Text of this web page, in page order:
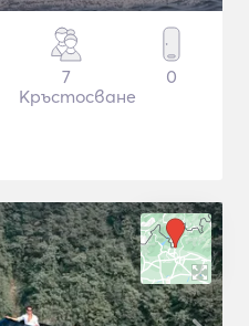
7
Кръстосване
0